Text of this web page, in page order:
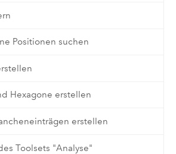
Positionen suchen
Hexagone erstellen
erstellen
Toolsets "Analyse"